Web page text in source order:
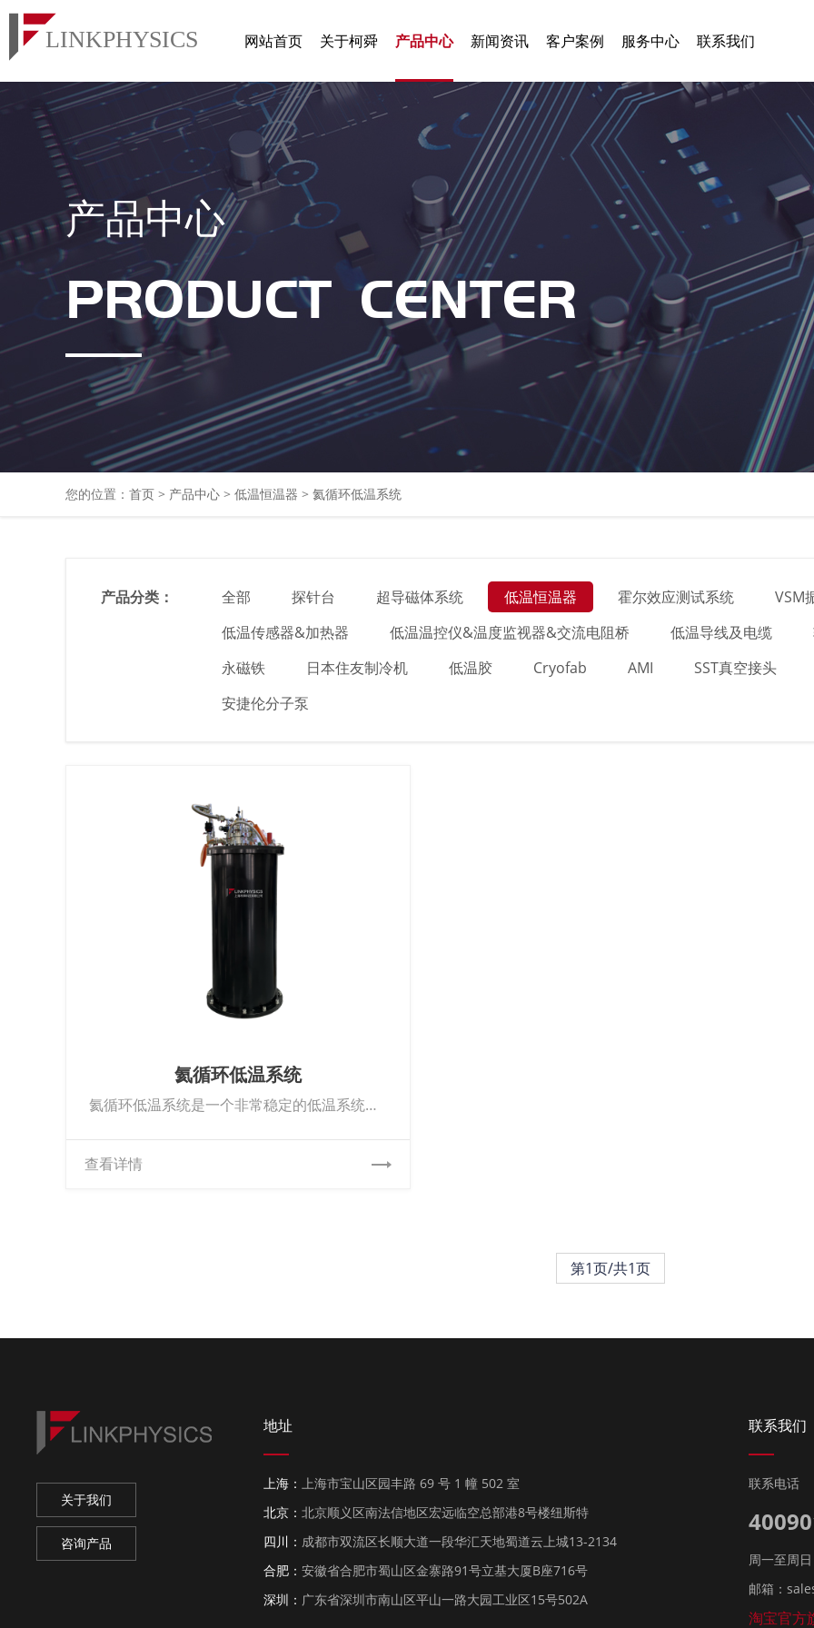
网站首页 关于柯舜 产品中心 新闻资讯 客户案例 服务中心 联系我们
产品中心
PRODUCT CENTER
您的位置： 首页 > 产品中心 > 低温恒温器 > 氦循环低温系统
产品分类： 全部 探针台 超导磁体系统 低温恒温器 霍尔效应测试系统
VSM
低温传感器&加热器
低温温控仪&温度监视器&交流电阻桥 低温导线及电缆
永磁铁
日本住友制冷机 低温胶 Cryofab AMI
SST真空接头
安捷伦分子泵
氦循环低温系统
氦循环低温系统是一个非常稳定的低温系统设备，可以将样品或者器件冷却至4K而无需使用液氦。此系统使用闭循环低振动的脉管制冷机。具体的参数和指标可直接联系在线客服。
查看详情
第1页/共1页
关于我们
咨询产品
地址
上海：上海市宝山区园丰路 69 号 1 幢 502 室
北京：北京顺义区南法信地区宏远临空总部港8号楼纽斯特
四川： 成都市双流区长顺大道一段华汇天地蜀道云上城13-2134
合肥：安徽省合肥市蜀山区金寨路91号立基大厦B座716号
深圳： 广东省深圳市南山区平山一路大园工业区15号502A
联系我们
联系电话
周一至周
邮箱：
淘宝官方